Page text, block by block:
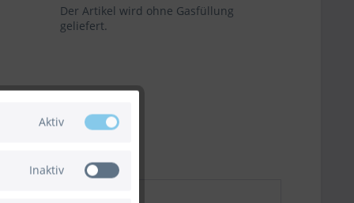
Der Artikel wird ohne Gasfüllung
geliefert.
Aktiv
Inaktiv